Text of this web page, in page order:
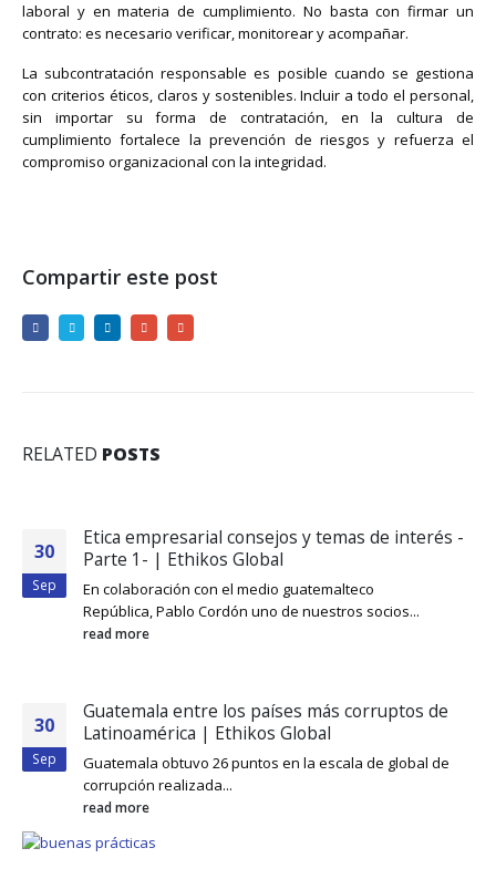
laboral y en materia de cumplimiento. No basta con firmar un
contrato: es necesario verificar, monitorear y acompañar.
La subcontratación responsable es posible cuando se gestiona
con criterios éticos, claros y sostenibles. Incluir a todo el personal,
sin importar su forma de contratación, en la cultura de
cumplimiento fortalece la prevención de riesgos y refuerza el
compromiso organizacional con la integridad.
Compartir este post
RELATED POSTS
30
Sep
Etica empresarial consejos y temas de interés -
Parte 1- | Ethikos Global
En colaboración con el medio guatemalteco
República, Pablo Cordón uno de nuestros socios...
read more
30
Sep
Guatemala entre los países más corruptos de
Latinoamérica | Ethikos Global
Guatemala obtuvo 26 puntos en la escala de global de
corrupción realizada...
read more